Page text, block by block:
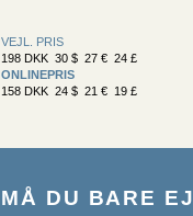
VEJL. PRIS
198 DKK 30 $ 27 € 24 £
ONLINEPRIS
158 DKK 24 $ 21 € 19 £
MÅ DU BARE